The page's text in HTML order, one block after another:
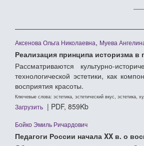
Аксенова Ольга Николаевна, Муева
Реализация принципа историзма в
Рассматриваются культурно-
технологической эстетики, как
восприятия красоты.
Ключевые слова: эстетика, эстетический вкус, эстетика,
Загрузить
| PDF, 859Kb
Бойко Эмиль Ричардович
Педагоги России начала XX в. о